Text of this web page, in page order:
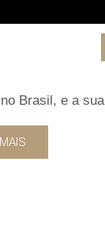
Brasil, e a